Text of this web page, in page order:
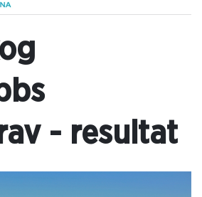
- resultat